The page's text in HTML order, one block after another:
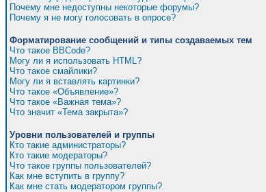
Почему мне недоступны некоторые форумы?
Почему я не могу голосовать в опросе?
Форматирование сообщений и типы создаваемых тем
Что такое BBCode?
Могу ли я использовать HTML?
Что такое смайлики?
Могу ли я вставлять картинки?
Что такое «Объявление»?
Что такое «Важная тема»?
Что значит «Тема закрыта»?
Уровни пользователей и группы
Кто такие администраторы?
Кто такие модераторы?
Что такое группы пользователей?
Как мне вступить в группу?
Как мне стать модератором группы?